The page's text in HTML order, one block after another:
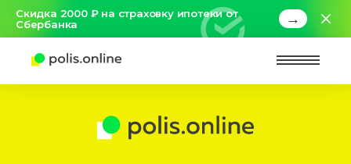
Скидка 2000 ₽ на страховку ипотеки от
Сбербанка
→